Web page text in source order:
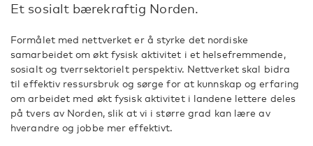
Et sosialt bærekraftig Norden.
Formålet med nettverket er å styrke det nordiske
samarbeidet om økt fysisk aktivitet i et helsefremmende,
sosialt og tverrsektorielt perspektiv. Nettverket skal bidra
til effektiv ressursbruk og sørge for at kunnskap og erfaring
om arbeidet med økt fysisk aktivitet i landene lettere deles
på tvers av Norden, slik at vi i større grad kan lære av
hverandre og jobbe mer effektivt.